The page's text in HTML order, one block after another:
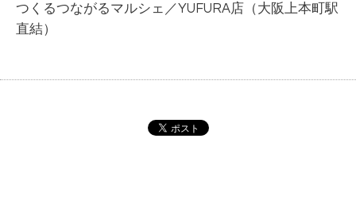
つくるつながるマルシェ／YUFURA店（大阪上本町駅
直結）